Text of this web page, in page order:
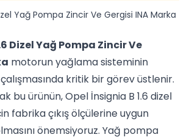
Yağ Pompa Zincir Ve Gergisi INA Marka
Dizel Yağ Pompa Zincir Ve
motorun yağlama sisteminin
kritik bir görev üstlenir.
bu ürünün, Opel İnsignia B 1.6 dizel
fabrika çıkış ölçülerine uygun
önemsiyoruz. Yağ pompa